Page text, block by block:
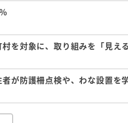
を対象に、取り組みを「見える
が防護柵点検や、わな設置を